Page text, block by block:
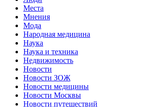
Места
Мнения
Мода
Народная медицина
Наука
Наука и техника
Недвижимость
Новости
Новости ЗОЖ
Новости медицины
Новости Москвы
Новости путешествий